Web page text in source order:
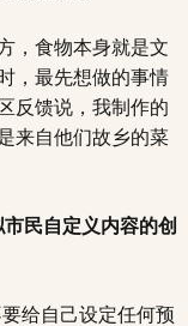
，食物本身就是文
，最先想做的事情
反馈说，我制作的
来自他们故乡的菜
民自定义内容的创
给自己设定任何预